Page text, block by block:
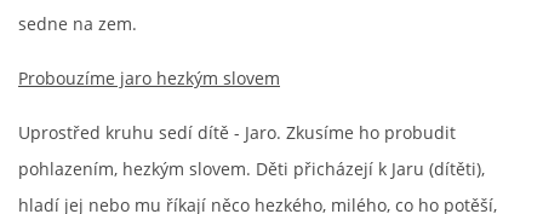
PÍSNĚ K TÉMATU LÉTO
POHYBOVÉ AKTIVITY NA TÉMA LÉTO
sedne na zem.
Probouzíme jaro hezkým slovem
Uprostřed kruhu sedí dítě - Jaro. Zkusíme ho probudit
pohlazením, hezkým slovem. Děti přicházejí k Jaru (dítěti),
hladí jej nebo mu říkají něco hezkého, milého, co ho potěší,